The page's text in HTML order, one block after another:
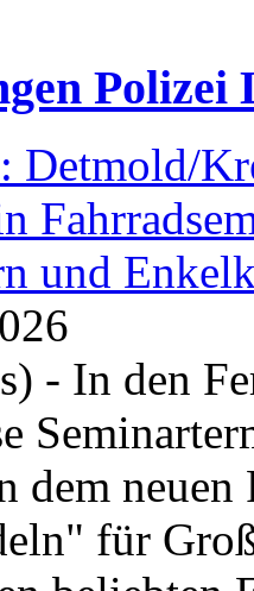
Polizei
Detmold/
und
- In den
dem neuen
für